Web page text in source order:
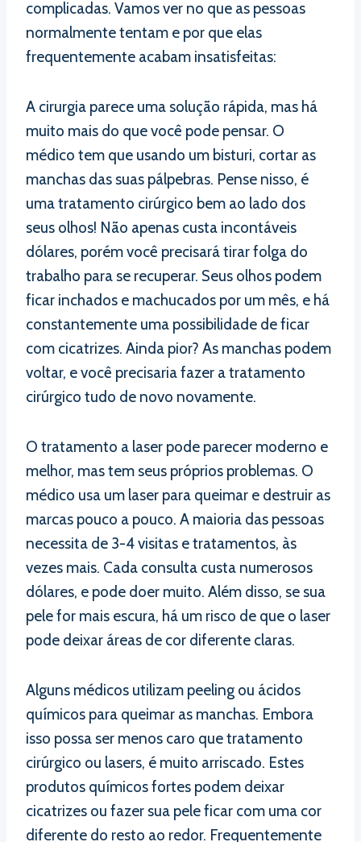
complicadas. Vamos ver no que as pessoas
normalmente tentam e por que elas
frequentemente acabam insatisfeitas:
A cirurgia parece uma solução rápida, mas há
muito mais do que você pode pensar. O
médico tem que usando um bisturi, cortar as
manchas das suas pálpebras. Pense nisso, é
uma tratamento cirúrgico bem ao lado dos
seus olhos! Não apenas custa incontáveis
dólares, porém você precisará tirar folga do
trabalho para se recuperar. Seus olhos podem
ficar inchados e machucados por um mês, e há
constantemente uma possibilidade de ficar
com cicatrizes. Ainda pior? As manchas podem
voltar, e você precisaria fazer a tratamento
cirúrgico tudo de novo novamente.
O tratamento a laser pode parecer moderno e
melhor, mas tem seus próprios problemas. O
médico usa um laser para queimar e destruir as
marcas pouco a pouco. A maioria das pessoas
necessita de 3-4 visitas e tratamentos, às
vezes mais. Cada consulta custa numerosos
dólares, e pode doer muito. Além disso, se sua
pele for mais escura, há um risco de que o laser
pode deixar áreas de cor diferente claras.
Alguns médicos utilizam peeling ou ácidos
químicos para queimar as manchas. Embora
isso possa ser menos caro que tratamento
cirúrgico ou lasers, é muito arriscado. Estes
produtos químicos fortes podem deixar
cicatrizes ou fazer sua pele ficar com uma cor
diferente do resto ao redor. Frequentemente